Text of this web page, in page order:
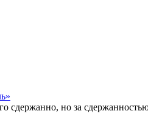
сдержанно, но за